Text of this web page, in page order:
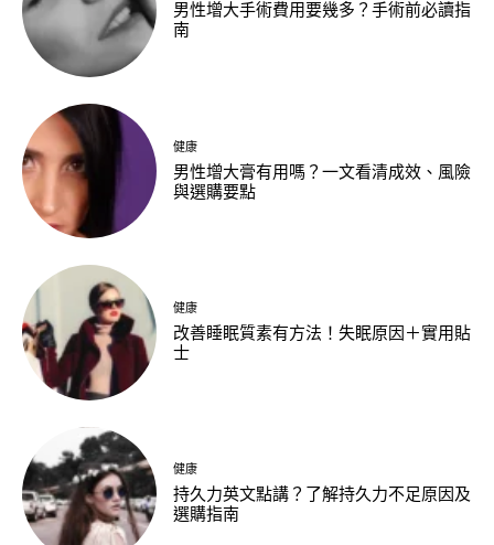
男性增大手術費用要幾多？手術前必讀指
南
健康
男性增大膏有用嗎？一文看清成效、風險
與選購要點
健康
改善睡眠質素有方法！失眠原因＋實用貼
士
健康
持久力英文點講？了解持久力不足原因及
選購指南